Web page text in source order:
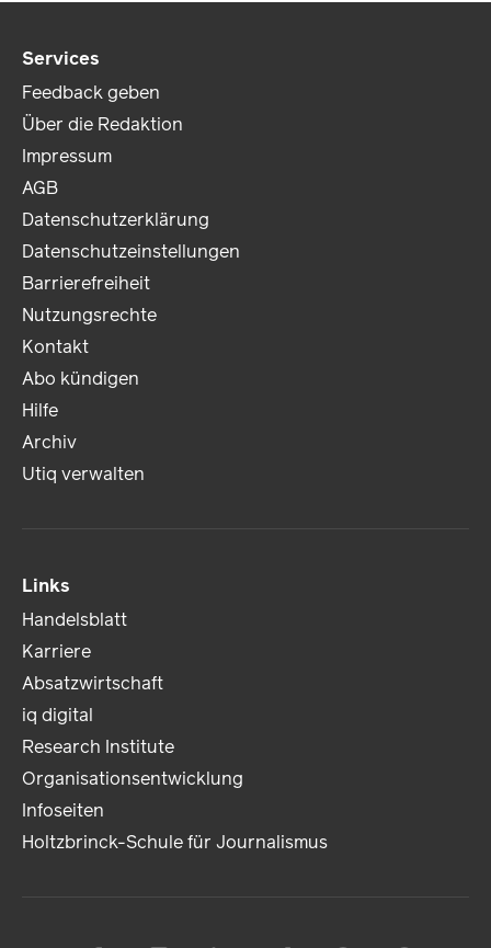
Services
Feedback geben
Über die Redaktion
Impressum
AGB
Datenschutzerklärung
Datenschutzeinstellungen
Barrierefreiheit
Nutzungsrechte
Kontakt
Abo kündigen
Hilfe
Archiv
Utiq verwalten
Links
Handelsblatt
Karriere
Absatzwirtschaft
iq digital
Research Institute
Organisationsentwicklung
Infoseiten
Holtzbrinck-Schule für Journalismus